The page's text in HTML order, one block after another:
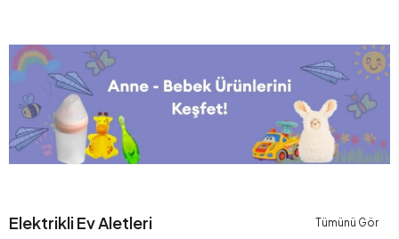
Elektrikli Ev Aletleri Tümünü Gör